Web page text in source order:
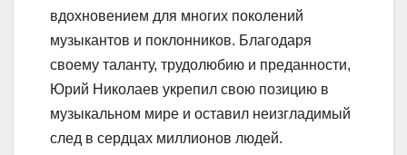
вдохновением для многих поколений
музыкантов и поклонников. Благодаря
своему таланту, трудолюбию и преданности,
Юрий Николаев укрепил свою позицию в
музыкальном мире и оставил неизгладимый
след в сердцах миллионов людей.